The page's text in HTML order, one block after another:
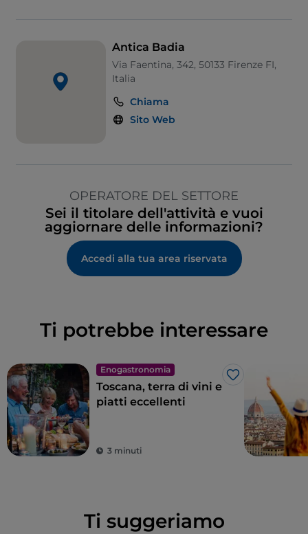
Antica Badia
Via Faentina, 342, 50133 Firenze FI,
Italia
Chiama
Sito Web
OPERATORE DEL SETTORE
Sei il titolare dell'attività e vuoi
aggiornare delle informazioni?
Accedi alla tua area riservata
Ti potrebbe interessare
Enogastronomia
Like
Toscana, terra di vini e
piatti eccellenti
3 minuti
Ti suggeriamo